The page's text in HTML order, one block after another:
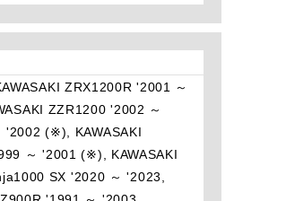
ZRX1200R '2001 ～
ZZR1200 '2002 ～
'2002 (※), KAWASAKI
～ '2001 (※), KAWASAKI
SX '2020 ～ '2023,